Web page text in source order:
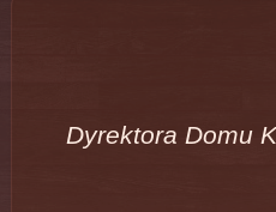
Dyrektora Domu